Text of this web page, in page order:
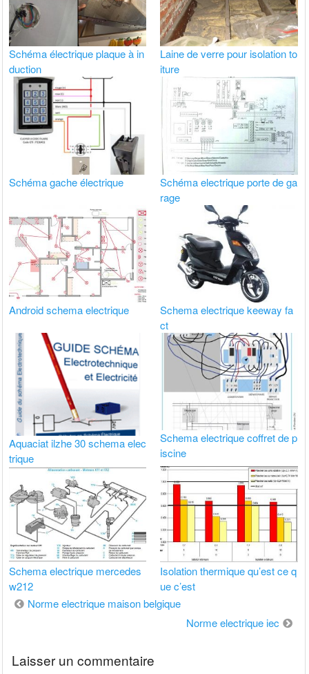
Schéma électrique plaque à in
duction
Laine de verre pour isolation to
iture
Schéma gache électrique
Schéma electrique porte de ga
rage
Android schema electrique
Schema electrique keeway fa
ct
Aquaciat ilzhe 30 schema elec
trique
Schema electrique coffret de p
iscine
Schema electrique mercedes
w212
Isolation thermique qu’est ce q
ue c’est
Navigation
Norme electrique maison belgique
Norme electrique iec
Laisser un commentaire